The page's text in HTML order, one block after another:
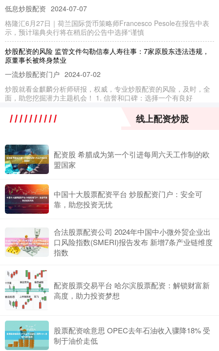
低息炒股配资 2024-07-07
格隆汇6月27日｜荷兰国际货币策略师Francesco Pesole在报告中表
示，预计瑞典央行将在稍后的公告中选择“谨慎
炒股配资的风险 监管文件勾勒信泰人寿往事：7家原股东违法违规，
原董事长被终身禁业
一流炒股配资门户 2024-07-02
炒股就看金麒麟分析师研报，权威，专业炒股配资的风险，及时，全
面，助您挖掘潜力主题机会！ 1. 信誉和口碑：选择一个有良好
永安期货配资 配资一流，股票配资门户，助您财富倍增
在股票投资的世界里，配资无疑是一把双刃剑。它既能助您财富倍增
永安期货配资，也可能让您血本无归。因此，选择一家可靠的配资平
线上配资炒股
配资股 希腊成为第一个引进每周六天工作制的欧
盟国家
中国十大股票配资平台 炒股配资门户：安全可
靠，助您投资无忧
合法股票配资公司 2024年中国中小微外贸企业出
口风险指数(SMERI)报告发布 新增7条产业链维度
指数
配资股票交易平台 哈尔滨股票配资：解锁财富新
高度，助力投资梦想
股票配资啥意思 OPEC去年石油收入骤降18% 受
制于油价走低